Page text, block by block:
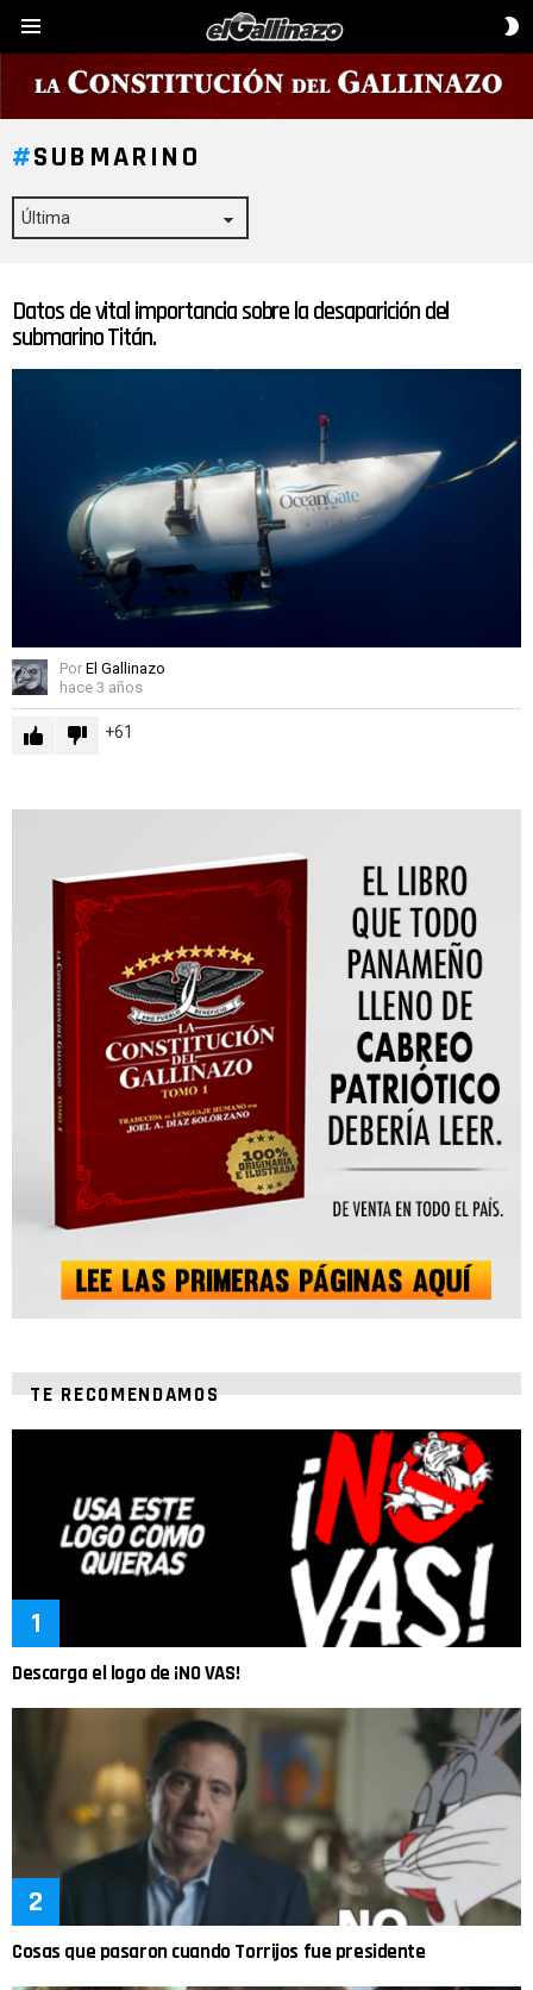
SUBMARINO
ÚLTIMAS
HISTORIAS
Datos de vital importancia sobre la desaparición del
submarino Titán.
Por El Gallinazo
hace 3 años
61
TE RECOMENDAMOS
Descarga el logo de ¡NO VAS!
Cosas que pasaron cuando Torrijos fue presidente